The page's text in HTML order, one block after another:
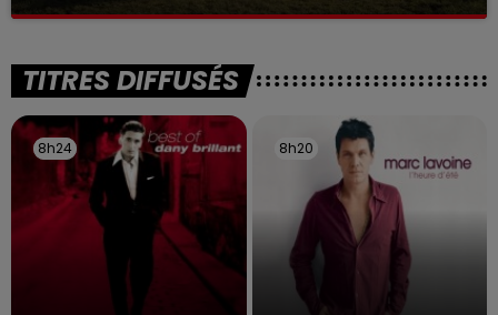
La victime a coulé à pic
TITRES DIFFUSÉS
8h24
8h24 8h20
8h20